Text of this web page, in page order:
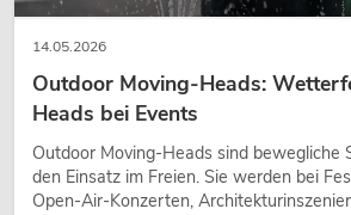
14.05.2026
Outdoor Moving-Heads:
Heads bei Events
Outdoor Moving-Heads sind bewegliche
den Einsatz im Freien. Sie werden bei
Open-Air-Konzerten,